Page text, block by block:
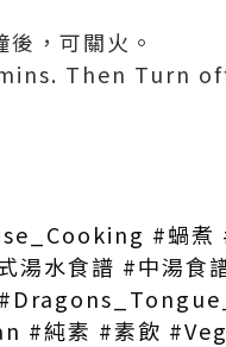
，可關火。
Then Turn
#蝸煮
湯水食譜 #中湯
#純素 #素飲